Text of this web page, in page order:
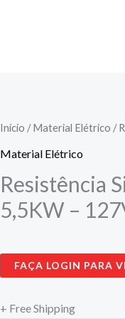
Início /Material Elétrico /
Material Elétrico
Resistência
5,5KW –
FAÇA LOGIN PARA
+ Free Shipping